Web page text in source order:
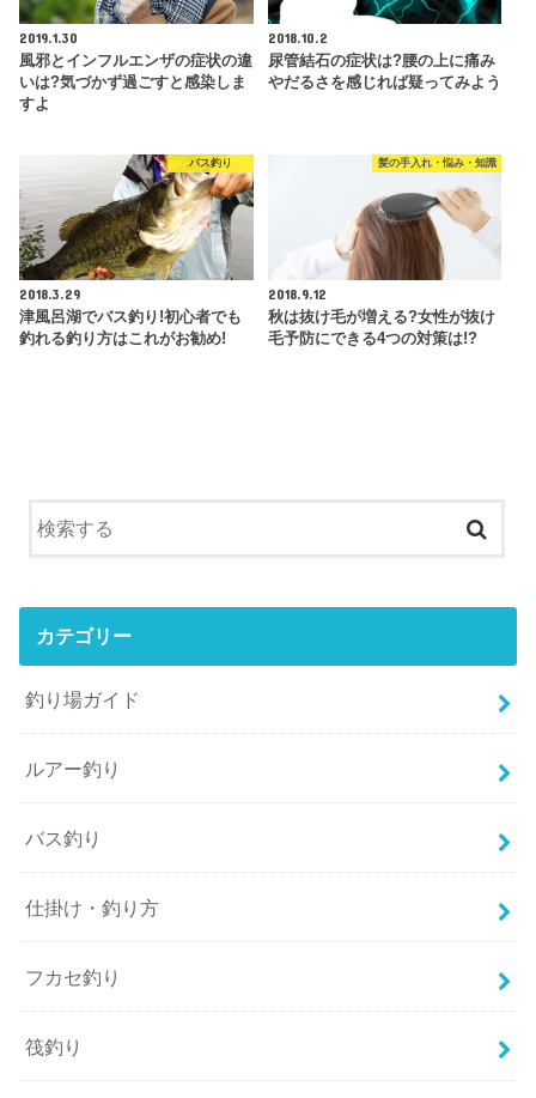
2019.1.30
風邪とインフルエンザの症状の違
いは?気づかず過ごすと感染しま
すよ
2018.10.2
尿管結石の症状は?腰の上に痛み
やだるさを感じれば疑ってみよう
バス釣り
2018.3.29
津風呂湖でバス釣り!初心者でも
釣れる釣り方はこれがお勧め!
髪の手入れ・悩み・知識
2018.9.12
秋は抜け毛が増える?女性が抜け
毛予防にできる4つの対策は!?
カテゴリー
釣り場ガイド
ルアー釣り
バス釣り
仕掛け・釣り方
フカセ釣り
筏釣り